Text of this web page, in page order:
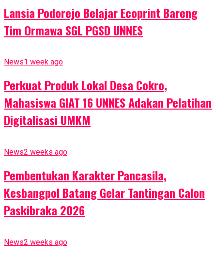
Lansia Podorejo Belajar Ecoprint Bareng
Tim Ormawa SGL PGSD UNNES
News1 week ago
Perkuat Produk Lokal Desa Cokro,
Mahasiswa GIAT 16 UNNES Adakan Pelatihan
Digitalisasi UMKM
News2 weeks ago
Pembentukan Karakter Pancasila,
Kesbangpol Batang Gelar Tantingan Calon
Paskibraka 2026
News2 weeks ago